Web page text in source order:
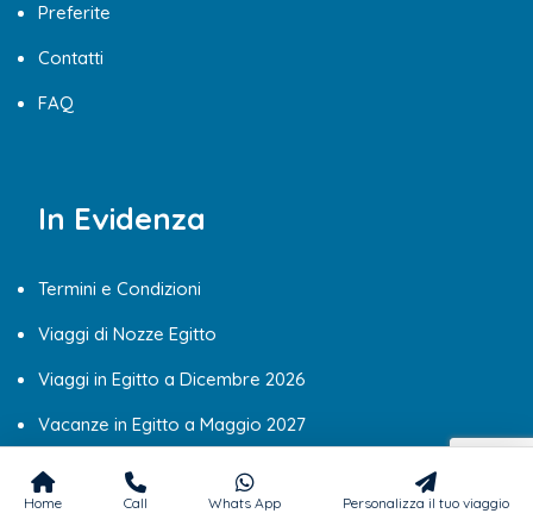
Preferite
Contatti
FAQ
In Evidenza
Termini e Condizioni
Viaggi di Nozze Egitto
Viaggi in Egitto a Dicembre 2026
Vacanze in Egitto a Maggio 2027
Viaggi Egitto in Inverno 2026
Viaggi Egitto Ottobre 2026
Home Call Whats App Personalizza il tuo viaggio